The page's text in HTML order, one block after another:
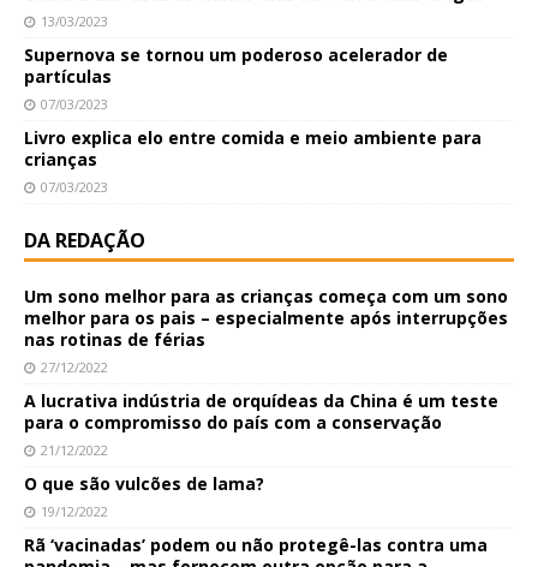
13/03/2023
Supernova se tornou um poderoso acelerador de
partículas
07/03/2023
Livro explica elo entre comida e meio ambiente para
crianças
07/03/2023
DA REDAÇÃO
Um sono melhor para as crianças começa com um sono
melhor para os pais – especialmente após interrupções
nas rotinas de férias
27/12/2022
A lucrativa indústria de orquídeas da China é um teste
para o compromisso do país com a conservação
21/12/2022
O que são vulcões de lama?
19/12/2022
Rã ‘vacinadas’ podem ou não protegê-las contra uma